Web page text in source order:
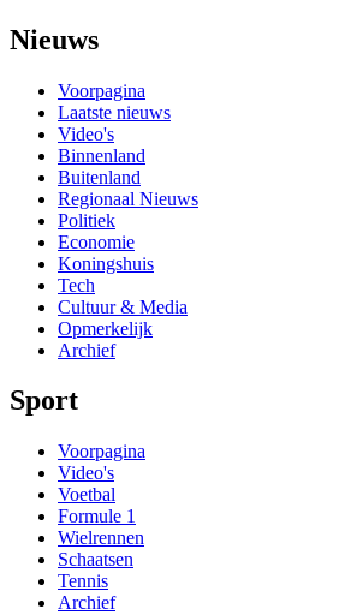
Nieuws
Voorpagina
Laatste nieuws
Video's
Binnenland
Buitenland
Regionaal Nieuws
Politiek
Economie
Koningshuis
Tech
Cultuur & Media
Opmerkelijk
Archief
Sport
Voorpagina
Video's
Voetbal
Formule 1
Wielrennen
Schaatsen
Tennis
Archief